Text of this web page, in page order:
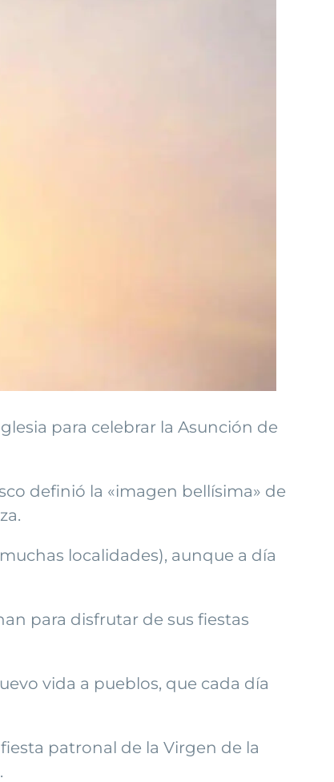
para celebrar la Asunción de
definió la «imagen bellísima» de
localidades), aunque a día
para disfrutar de sus fiestas
vida a pueblos, que cada día
patronal de la Virgen de la